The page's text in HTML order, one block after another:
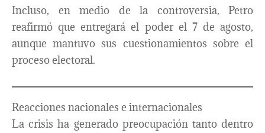
Incluso, en medio de la controversia, Petro
reafirmó que entregará el poder el 7 de agosto,
aunque mantuvo sus cuestionamientos sobre el
proceso electoral.
Reacciones nacionales e internacionales
La crisis ha generado preocupación tanto dentro